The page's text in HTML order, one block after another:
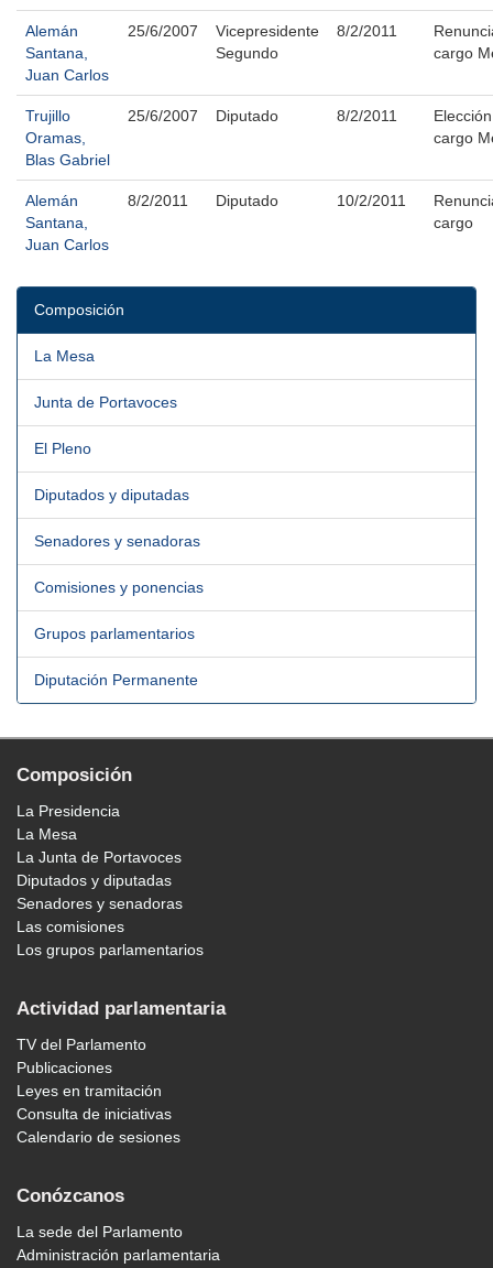
Alemán
Santana,
Juan Carlos
25/6/2007
Vicepresidente
Segundo
8/2/2011
cargo
Trujillo
Oramas,
Blas Gabriel
25/6/2007 Diputado 8/2/2011
Elección
cargo
Alemán
Santana,
Juan Carlos
8/2/2011 Diputado 10/2/2011
cargo
Composición
La Mesa
Junta de Portavoces
El Pleno
Diputados y diputadas
Senadores y senadoras
Comisiones y ponencias
Grupos parlamentarios
Diputación Permanente
Composición
La Presidencia
La Mesa
La Junta de Portavoces
Diputados y diputadas
Senadores y senadoras
Las comisiones
Los grupos parlamentarios
Actividad parlamentaria
TV del Parlamento
Publicaciones
Leyes en tramitación
Consulta de iniciativas
Calendario de sesiones
Conózcanos
La sede del Parlamento
Administración parlamentaria